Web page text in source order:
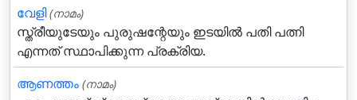
വേളി (നാമം)
സ്ത്രീയുടേയും പുരുഷന്റേയും ഇടയില്‍ പതി പത്നി
എന്നത് സ്ഥാപിക്കുന്ന പ്രക്രിയ.
ആണത്തം (നാമം)